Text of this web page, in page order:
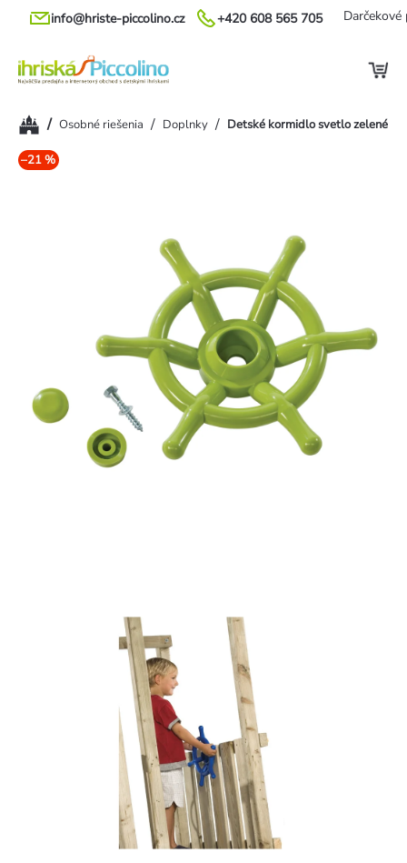
Prejsť
+420 608 565 705
info@hriste-piccolino.cz Darčekové
Domov
/ Osobné riešenia / Doplnky / Detské kormidlo svetlo zelené
–21 %